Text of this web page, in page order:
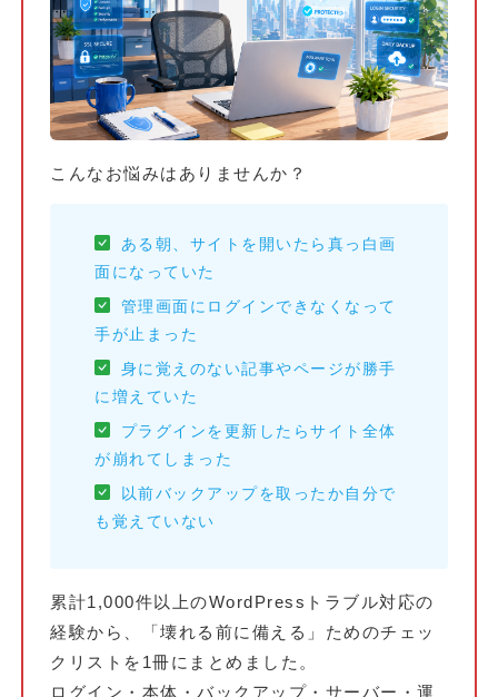
こんなお悩みはありませんか？
ある朝、サイトを開いたら真っ白画
面になっていた
管理画面にログインできなくなって
手が止まった
身に覚えのない記事やページが勝手
に増えていた
プラグインを更新したらサイト全体
が崩れてしまった
以前バックアップを取ったか自分で
も覚えていない
累計1,000件以上のWordPressトラブル対応の
経験から、「壊れる前に備える」ためのチェッ
クリストを1冊にまとめました。
ログイン・本体・バックアップ・サーバー・運